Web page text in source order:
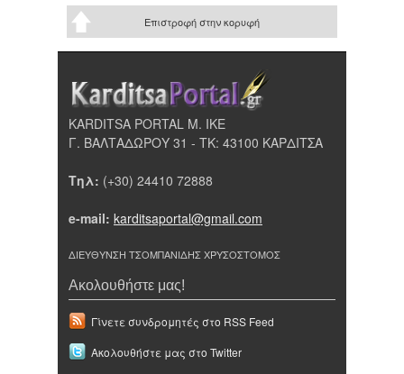
Επιστροφή στην κορυφή
KARDITSA PORTAL Μ. ΙΚΕ
Γ. ΒΑΛΤΑΔΩΡΟΥ 31 - ΤΚ: 43100 ΚΑΡΔΙΤΣΑ
Τηλ: (+30) 24410 72888
e-mail: karditsaportal@gmail.com
ΔΙΕΥΘΥΝΣΗ ΤΣΟΜΠΑΝΙΔΗΣ ΧΡΥΣΟΣΤΟΜΟΣ
Ακολουθήστε μας!
Γίνετε συνδρομητές στο RSS Feed
Ακολουθήστε μας στο Twitter